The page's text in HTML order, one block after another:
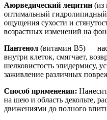
Аюрведический лецитин (из
оптимальный гидролипидный
ощущения сухости и
возрастных изменений на
Пантенол (витамин B5) —
внутри клеток, смягчает,
шелковистость эпидермису,
заживление различных
Способ применения:
на шею и область декольте,
движениями до полного